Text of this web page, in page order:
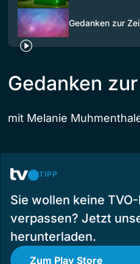
Gedanken zur
Gedanken
mit Melanie
TIPP
Sie wollen keine
verpassen? Jetzt
herunterladen.
Zum Play Store